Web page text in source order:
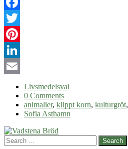
Facebook
Twitter
Pinterest
LinkedIn
Livsmedelsval
0 Comments
animalier, klippt korn, kulturgröt,
Sofia Asthamn
Search